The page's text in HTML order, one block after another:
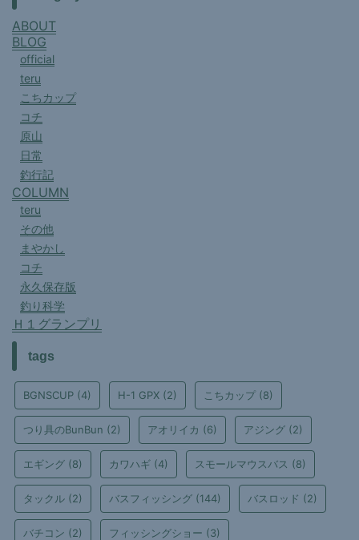
ABOUT
BLOG
official
teru
こちカップ
コチ
原山
日常
釣行記
COLUMN
teru
その他
まやかし
コチ
永久保存版
釣り科学
Ｈ１グランプリ
tags
BGNSCUP (4) H-1 GPX (2) こちカップ (8)
つり具のBunBun (2) アオリイカ (6) アジング (2)
エギング (8) カワハギ (4) スモールマウスバス (8)
タックル (2) バスフィッシング (144) バスロッド (2)
バチコン (2) フィッシングショー (3)